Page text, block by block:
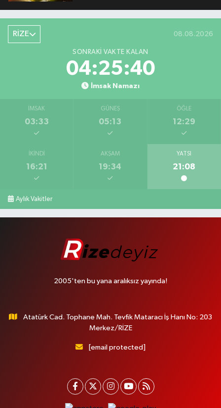
RİZE 08.08.2026
SONRAKI VAKTE KALAN
04:25:39
İmsak Namazı
İMSAK
03:33
GÜNEŞ
05:13
ÖĞLE
12:29
İKINDI
16:21
AKŞAM
19:34
YATSI
21:08
Aylık Vakitler
2005'ten bu yana aralıksız yayında!
Atatürk Cad. Tophane Mah. Tevfik Mataracı İş Hanı No: 203
Merkez/RİZE
[email protected]